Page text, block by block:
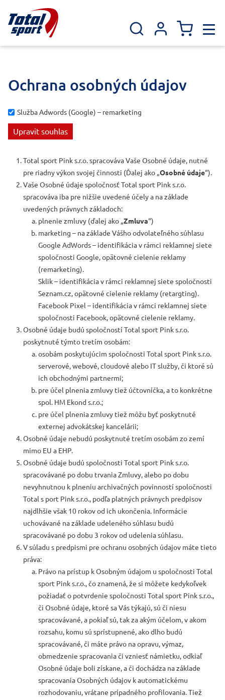
Ochrana osobných údajov
Služba Adwords (Google) – remarketing
Total sport Pink s.r.o. spracováva Vaše Osobné údaje, nutné
pre riadny výkon svojej činnosti (Ďalej ako „Osobné údaje“).
Vaše Osobné údaje spoločnosť Total sport Pink s.r.o.
spracováva iba pre nižšie uvedené účely a na základe
uvedených právnych základoch:
plnenie zmluvy (ďalej ako „Zmluva“)
marketing – na základe Vášho odvolateľného súhlasu
Google AdWords – identifikácia v rámci reklamnej siete
spoločnosti Google, opätovné cielenie reklamy
(remarketing).
Sklik – identifikácia v rámci reklamnej siete spoločnosti
Seznam.cz, opätovné cielenie reklamy (retargting).
Facebook Pixel – identifikácia v rámci reklamnej siete
spoločnosti Facebook, opätovné cielenie reklamy.
Osobné údaje budú spoločností Total sport Pink s.r.o.
poskytnuté týmto tretím osobám:
osobám poskytujúcim spoločnosti Total sport Pink s.r.o.
serverové, webové, cloudové alebo IT služby, či ktoré sú
ich obchodnými partnermi;
pre účel plnenia zmluvy tiež účtovníčka, a to konkrétne
spol. HM Ekond s.r.o.;
pre účel plnenia zmluvy tiež môžu byť poskytnuté
externej advokátskej kancelárii;
Osobné údaje nebudú poskytnuté tretím osobám zo zemí
mimo EU a EHP.
Osobné údaje budú spoločnosti Total sport Pink s.r.o.
spracovávané po dobu trvania Zmluvy, alebo po dobu
nevyhnutnou k plneniu archivačných povinností spoločnosti
Total s port Pink s.r.o., podľa platných právnych predpisov
najdlhšie však 10 rokov od ich ukončenia. Informácie
uchovávané na základe udeleného súhlasu budú
spracovávané po dobu 3 rokov od udelenia súhlasu.
V súladu s predpismi pre ochranu osobných údajov máte tieto
práva:
Právo na prístup k Osobným údajom u spoločnosti Total
sport Pink s.r.o., čo znamená, že si môžete kedykoľvek
požiadať o potvrdenie spoločnosti Total sport Pink s.r.o.,
či Osobné údaje, ktoré sa Vás týkajú, sú či niesu
spracovávané, a pokiaľ sú, tak za akým účelom, v akom
rozsahu, komu sú sprístupnené, ako dlho budú
spracovávané, či máte právo na opravu, výmaz,
obmedzenie spracovania či vzniesť námietku, odkiaľ
Osobné údaje boli získane, a či dochádza na základe
spracovania Osobných údajov k automatickému
rozhodovaniu, vrátane prípadného profilovania. Tiež